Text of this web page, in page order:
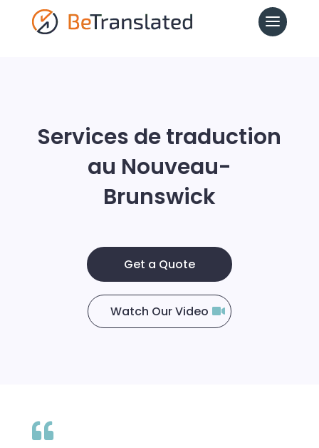
Services de traduction
au Nouveau-
Brunswick
Get a Quote
Watch Our Video
